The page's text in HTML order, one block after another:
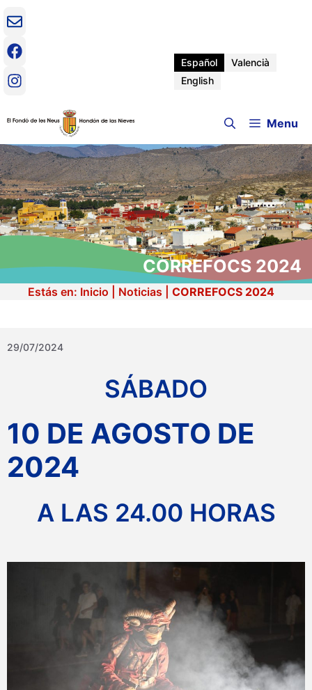
Saltar
contenido
Español
Valencià
English
Menu
CORREFOCS 2024
Estás en: Inicio Noticias CORREFOCS 2024
29/07/2024
SÁBADO
10 DE AGOSTO DE
2024
A LAS 24.00 HORAS